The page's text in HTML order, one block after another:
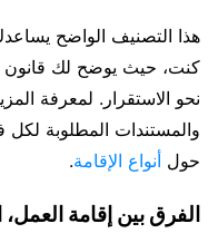
هذا التصنيف الواضح
كنت، حيث يوضح لك قانون
نحو الاستقرار. لمعرفة
والمستندات المطلوبة
حول أنواع الإقامة.
الفرق بين إقامة